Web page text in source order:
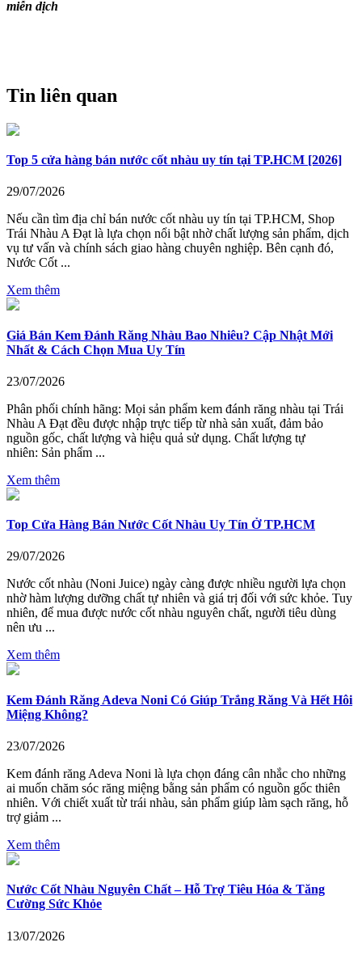
miễn dịch
Tin liên quan
Top 5 cửa hàng bán nước cốt nhàu uy tín tại TP.HCM [2026]
29/07/2026
Nếu cần tìm địa chỉ bán nước cốt nhàu uy tín tại TP.HCM, Shop
Trái Nhàu A Đạt là lựa chọn nổi bật nhờ chất lượng sản phẩm, dịch
vụ tư vấn và chính sách giao hàng chuyên nghiệp. Bên cạnh đó,
Nước Cốt ...
Xem thêm
Giá Bán Kem Đánh Răng Nhàu Bao Nhiêu? Cập Nhật Mới
Nhất & Cách Chọn Mua Uy Tín
23/07/2026
Phân phối chính hãng: Mọi sản phẩm kem đánh răng nhàu tại Trái
Nhàu A Đạt đều được nhập trực tiếp từ nhà sản xuất, đảm bảo
nguồn gốc, chất lượng và hiệu quả sử dụng. Chất lượng tự
nhiên: Sản phẩm ...
Xem thêm
Top Cửa Hàng Bán Nước Cốt Nhàu Uy Tín Ở TP.HCM
29/07/2026
Nước cốt nhàu (Noni Juice) ngày càng được nhiều người lựa chọn
nhờ hàm lượng dưỡng chất tự nhiên và giá trị đối với sức khỏe. Tuy
nhiên, để mua được nước cốt nhàu nguyên chất, người tiêu dùng
nên ưu ...
Xem thêm
Kem Đánh Răng Adeva Noni Có Giúp Trắng Răng Và Hết Hôi
Miệng Không?
23/07/2026
Kem đánh răng Adeva Noni là lựa chọn đáng cân nhắc cho những
ai muốn chăm sóc răng miệng bằng sản phẩm có nguồn gốc thiên
nhiên. Với chiết xuất từ trái nhàu, sản phẩm giúp làm sạch răng, hỗ
trợ giảm ...
Xem thêm
Nước Cốt Nhàu Nguyên Chất – Hỗ Trợ Tiêu Hóa & Tăng
Cường Sức Khỏe
13/07/2026